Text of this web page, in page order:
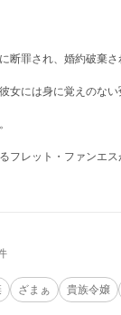
罪され、婚約破棄さ
には身に覚えのない
フレット・ファンエ
ざまぁ 貴族令嬢